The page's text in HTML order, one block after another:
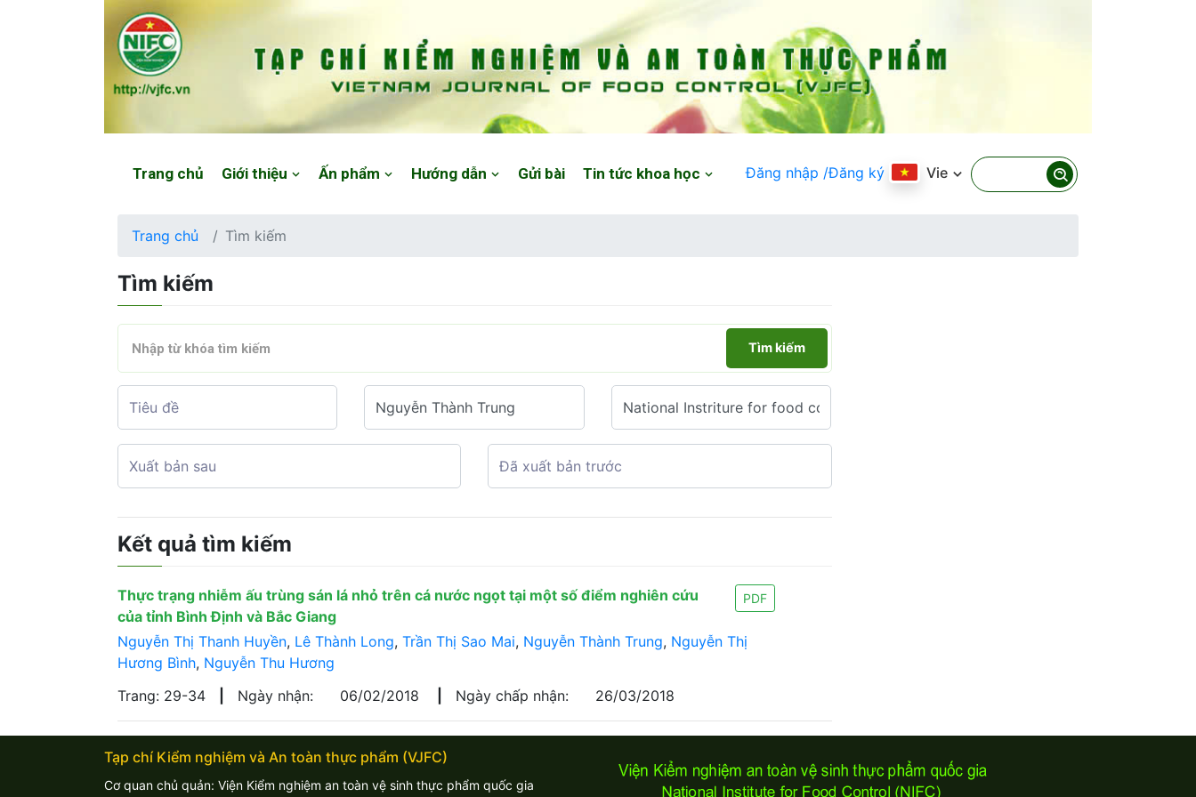
Trang chủ Giới thiệu Ấn phẩm Hướng dẫn Gửi bài Tin tức khoa học Đăng nhập /Đăng ký Vie
Trang chủ Tìm kiếm
Tìm kiếm
Tìm kiếm
Kết quả tìm kiếm
Thực trạng nhiễm ấu trùng sán lá nhỏ trên cá nước ngọt tại một số điểm nghiên cứu
của tỉnh Bình Định và Bắc Giang
PDF
Nguyễn Thị Thanh Huyền, Lê Thành Long, Trần Thị Sao Mai, Nguyễn Thành Trung, Nguyễn Thị
Hương Bình, Nguyễn Thu Hương
Trang: 29-34
Ngày nhận: 06/02/2018 Ngày chấp nhận: 26/03/2018
Tạp chí Kiểm nghiệm và An toàn thực phẩm (VJFC)
Cơ quan chủ quản: Viện Kiểm nghiệm an toàn vệ sinh thực phẩm quốc gia